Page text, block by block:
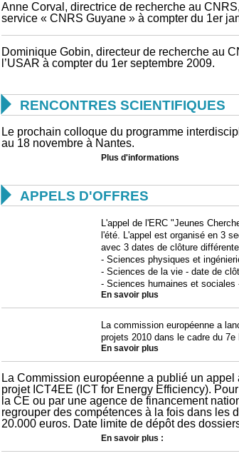
Anne Corval, directrice de recherche au
service « CNRS Guyane » à compter du 1er
Dominique Gobin, directeur de recherche au
l’USAR à compter du 1er septembre 2009.
 RENCONTRES SCIENTIFIQUES
Le prochain colloque du programme
au 18 novembre à Nantes.
Plus d'informations
 APPELS D'OFFRES
L'appel de l'ERC "Jeunes
l'été. L'appel est organisé en 3
avec 3 dates de clôture
- Sciences physiques et
- Sciences de la vie - date de
- Sciences humaines et
En savoir plus
La commission européenne a
projets 2010 dans le cadre du 7e
En savoir plus
La Commission européenne a publié un
projet ICT4EE (ICT for Energy Efficiency).
la CE ou par une agence de financement
regrouper des compétences à la fois dans les
20.000 euros. Date limite de dépôt des
En savoir plus :